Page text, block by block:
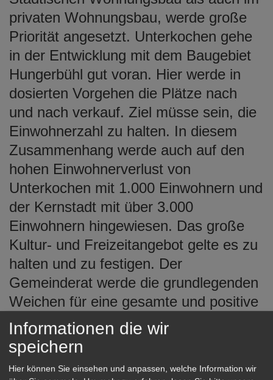
privaten Wohnungsbau, werde große
Priorität angesetzt. Unterkochen gehe
in der Entwicklung mit dem Baugebiet
Hungerbühl gut voran. Hier werde in
dosierten Vorgehen die Plätze nach
und nach verkauf. Ziel müsse sein, die
Einwohnerzahl zu halten. In diesem
Zusammenhang werde auch auf den
hohen Einwohnerverlust von
Unterkochen mit 1.000 Einwohnern und
der Kernstadt mit über 3.000
Einwohnern hingewiesen. Das große
Kultur- und Freizeitangebot gelte es zu
halten und zu festigen. Der
Gemeinderat werde die grundlegenden
Weichen für eine gesamte und positive
Entwicklung stellen. Unterkochen habe
insgesamt eine gute Mobilität. Diese
werde sich auch im Jahr 2019 noch
Informationen die wir
speichern
Hier können Sie einsehen und anpassen, welche Information wir